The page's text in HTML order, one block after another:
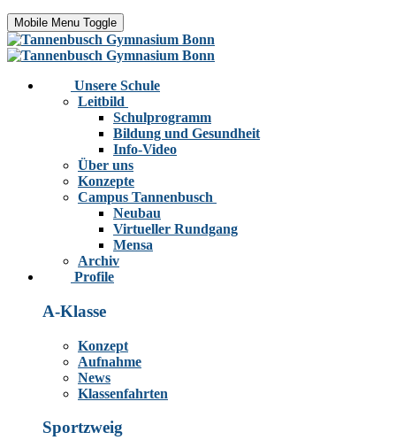
Mobile Menu Toggle
Unsere Schule
Leitbild
Schulprogramm
Bildung und Gesundheit
Info-Video
Über uns
Konzepte
Campus Tannenbusch
Neubau
Virtueller Rundgang
Mensa
Archiv
Profile
A-Klasse
Konzept
Aufnahme
News
Klassenfahrten
Sportzweig